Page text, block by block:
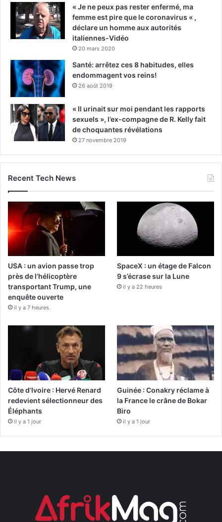
« Je ne peux pas rester enfermé, ma
femme est pire que le coronavirus « ,
déclare un homme aux autorités
italiennes-Vidéo
20 mars 2020
Santé: arrêtez ces 8 habitudes, elles
endommagent vos reins!
26 août 2019
« Il urinait sur moi pendant les rapports
sexuels », l’ex-compagne de R. Kelly fait
de choquantes révélations
27 novembre 2019
Recent Tech News
USA : un avion passe trop
près de l’hélicoptère
transportant Trump, une
enquête ouverte
il y a 7 heures
SpaceX : un étage de Falcon
9 s’écrase sur la Lune
il y a 22 heures
Côte d’Ivoire : Hervé Renard
redevient sélectionneur des
Éléphants
il y a 1 jour
Guinée : Conakry réclame à
la France le crâne de Bokar
Biro
il y a 1 jour